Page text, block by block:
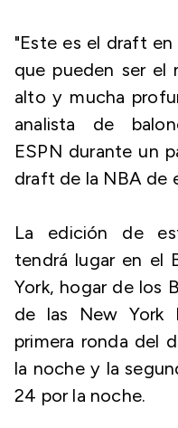
"Este es el draft
que pueden ser el
alto y mucha
analista de
ESPN durante un
draft de la NBA de
La edición de
tendrá lugar en el
York, hogar de los
de las New York
primera ronda del
la noche y la
24 por la noche.